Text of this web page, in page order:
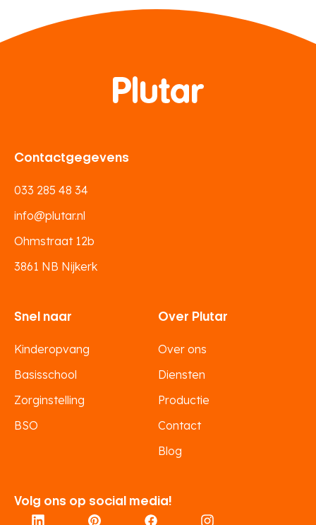
Volg ons op social media!
Contactgegevens
033 285 48 34
info@plutar.nl
Ohmstraat 12b
3861 NB Nijkerk
Snel naar
Kinderopvang
Basisschool
Zorginstelling
BSO
Over Plutar
Over ons
Diensten
Productie
Contact
Blog